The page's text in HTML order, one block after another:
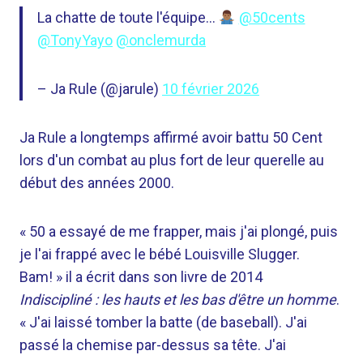
La chatte de toute l'équipe…
@50cents
@TonyYayo @onclemurda
– Ja Rule (@jarule) 10 février 2026
Ja Rule a longtemps affirmé avoir battu 50 Cent
lors d'un combat au plus fort de leur querelle au
début des années 2000.
« 50 a essayé de me frapper, mais j'ai plongé, puis
je l'ai frappé avec le bébé Louisville Slugger.
Bam! » il a écrit dans son livre de 2014
Indiscipliné : les hauts et les bas d'être un homme.
« J'ai laissé tomber la batte (de baseball). J'ai
passé la chemise par-dessus sa tête. J'ai